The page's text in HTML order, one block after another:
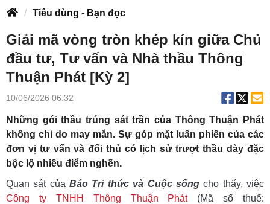
Tiêu dùng - Bạn đọc
Giải mã vòng tròn khép kín giữa Chủ
đầu tư, Tư vấn và Nhà thầu Thông
Thuận Phát [Kỳ 2]
10/06/2026 06:32
Những gói thầu trúng sát trần của Thông Thuận Phát
không chỉ do may mắn. Sự góp mặt luân phiên của các
đơn vị tư vấn và đối thủ có lịch sử trượt thầu dày đặc
bộc lộ nhiều điểm nghẽn.
Quan sát củaBáo Tri thức và Cuộc sốngcho thấy, việc
Công ty TNHH Thông Thuận Phát(Mã số thuế: